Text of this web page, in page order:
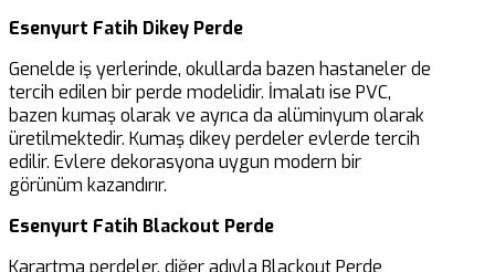
Esenyurt Fatih Dikey Perde
Genelde iş yerlerinde, okullarda bazen hastaneler de
tercih edilen bir perde modelidir. İmalatı ise PVC,
bazen kumaş olarak ve ayrıca da alüminyum olarak
üretilmektedir. Kumaş dikey perdeler evlerde tercih
edilir. Evlere dekorasyona uygun modern bir
görünüm kazandırır.
Esenyurt Fatih Blackout Perde
Karartma perdeler, diğer adıyla Blackout Perde